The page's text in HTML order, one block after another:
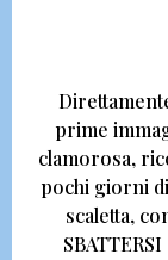
prime
clamorosa,
pochi giorni
scaletta,